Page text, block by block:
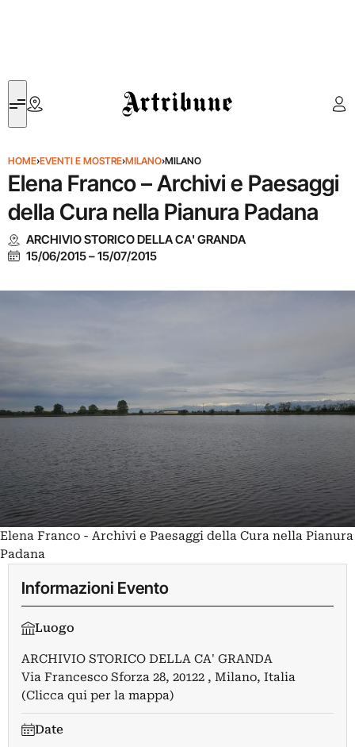
Artribune
HOME›EVENTI E MOSTRE›MILANO›MILANO
Elena Franco – Archivi e Paesaggi
della Cura nella Pianura Padana
ARCHIVIO STORICO DELLA CA' GRANDA
15/06/2015–15/07/2015
Elena Franco - Archivi e Paesaggi della Cura nella Pianura
Padana
Informazioni Evento
Luogo
ARCHIVIO STORICO DELLA CA' GRANDA
Via Francesco Sforza 28, 20122 , Milano, Italia
(Clicca qui per la mappa)
Date